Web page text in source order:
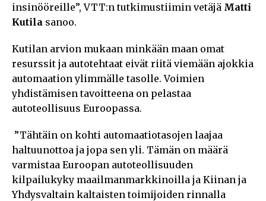
insinööreille”, VTT:n tutkimustiimin vetäjä Matti
Kutila sanoo.
Kutilan arvion mukaan minkään maan omat
resurssit ja autotehtaat eivät riitä viemään ajokkia
automaation ylimmälle tasolle. Voimien
yhdistämisen tavoitteena on pelastaa
autoteollisuus Euroopassa.
”Tähtäin on kohti automaatiotasojen laajaa
haltuunottoa ja jopa sen yli. Tämän on määrä
varmistaa Euroopan autoteollisuuden
kilpailukyky maailmanmarkkinoilla ja Kiinan ja
Yhdysvaltain kaltaisten toimijoiden rinnalla